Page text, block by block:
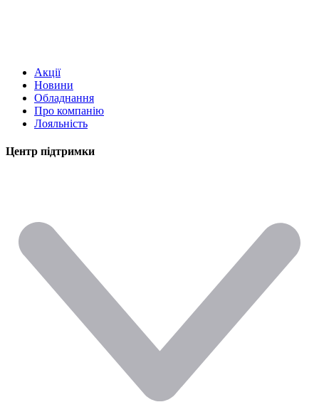
Акції
Новини
Обладнання
Про компанію
Лояльність
Центр підтримки